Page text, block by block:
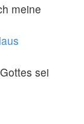
meine
sei